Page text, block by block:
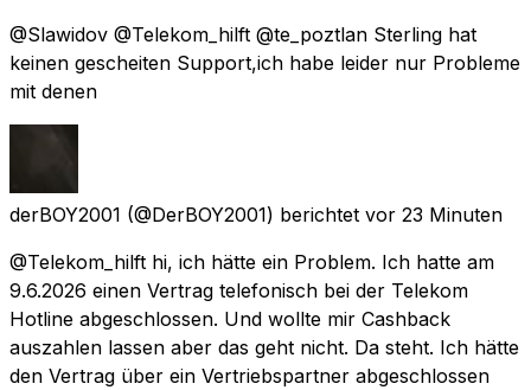
@Slawidov @Telekom_hilft @te_poztlan Sterling hat
keinen gescheiten Support,ich habe leider nur Probleme
mit denen
derBOY2001 (@DerBOY2001) berichtet vor 23 Minuten
@Telekom_hilft hi, ich hätte ein Problem. Ich hatte am
9.6.2026 einen Vertrag telefonisch bei der Telekom
Hotline abgeschlossen. Und wollte mir Cashback
auszahlen lassen aber das geht nicht. Da steht. Ich hätte
den Vertrag über ein Vertriebspartner abgeschlossen